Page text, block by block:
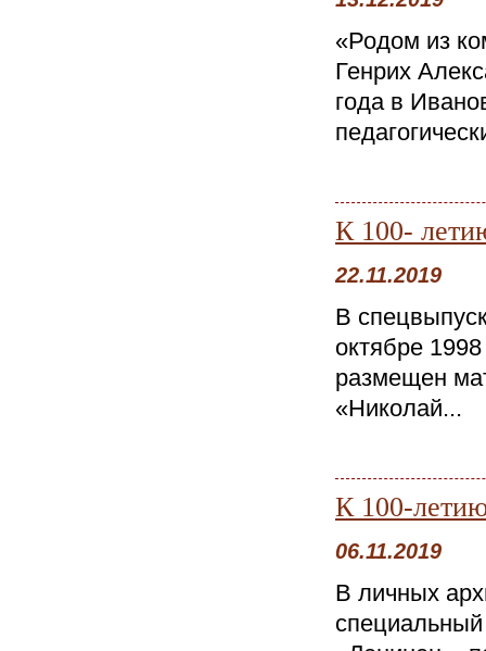
«Родом из
Генрих
года в
К 100-
22.11.2019
В
октябре
размещен
«Николай...
К 100-
06.11.2019
В личных